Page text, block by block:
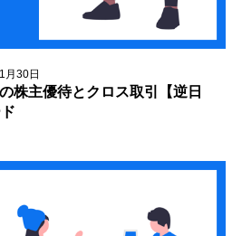
月30日
株主優待とクロス取引【逆日